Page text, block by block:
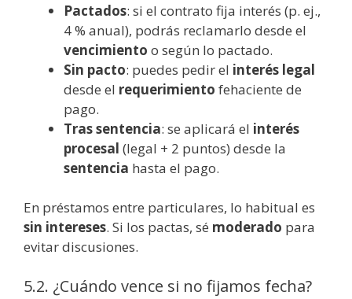
Pactados: si el contrato fija interés (p. ej.,
4 % anual), podrás reclamarlo desde el
vencimiento o según lo pactado.
Sin pacto: puedes pedir el interés legal
desde el requerimiento fehaciente de
pago.
Tras sentencia: se aplicará el interés
procesal (legal + 2 puntos) desde la
sentencia hasta el pago.
En préstamos entre particulares, lo habitual es
sin intereses. Si los pactas, sé moderado para
evitar discusiones.
5.2. ¿Cuándo vence si no fijamos fecha?